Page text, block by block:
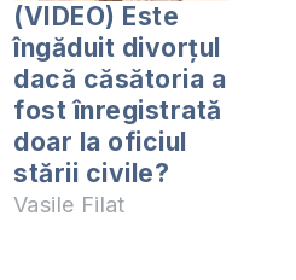
(VIDEO) Este
îngăduit divorțul
dacă căsătoria a
fost înregistrată
doar la oficiul
stării civile?
Vasile Filat